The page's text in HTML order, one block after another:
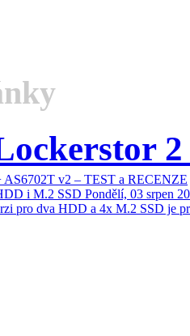
AS6702T v2 – TEST a RECENZE
i M.2 SSD Pondělí, 03 srpen
pro dva HDD a 4x M.2 SSD je